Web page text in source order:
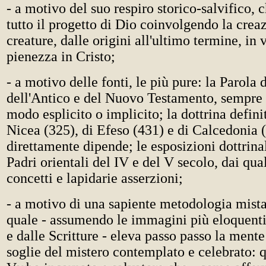
- a motivo del suo respiro storico-salvifico,
tutto il progetto di Dio coinvolgendo la
creature, dalle origini all'ultimo termine, in
pienezza in Cristo;
- a motivo delle fonti, le più pure: la Parola
dell'Antico e del Nuovo Testamento, sempre
modo esplicito o implicito; la dottrina
Nicea (325), di Efeso (431) e di Calcedonia
direttamente dipende; le esposizioni
Padri orientali del IV e del V secolo, dai
concetti e lapidarie asserzioni;
- a motivo di una sapiente metodologia
quale - assumendo le immagini più
e dalle Scritture - eleva passo passo la
soglie del mistero contemplato e celebrato: